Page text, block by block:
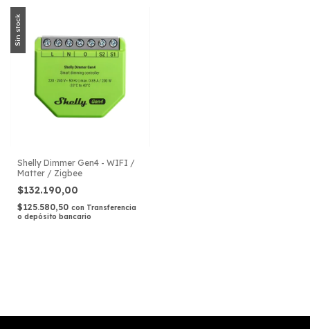
Sin stock
Shelly Dimmer Gen4 - WIFI /
Matter / Zigbee
$132.190,00
$125.580,50 con Transferencia
o depósito bancario